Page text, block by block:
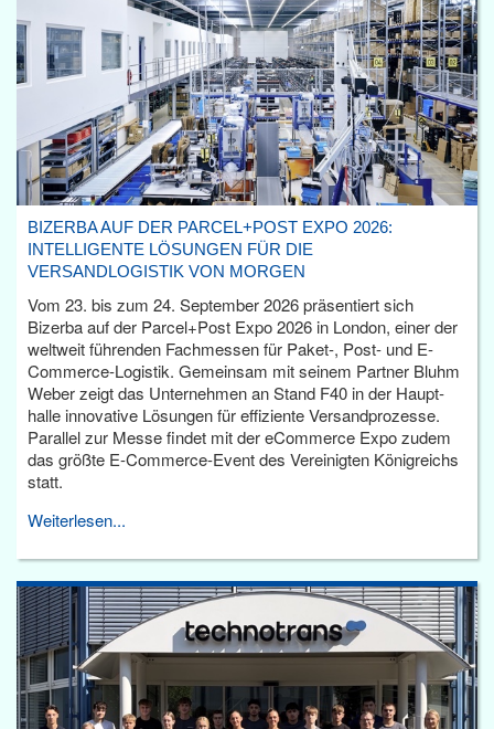
BIZERBA AUF DER PARCEL+POST EXPO 2026:
INTELLIGENTE LÖSUNGEN FÜR DIE
VERSANDLOGISTIK VON MORGEN
Vom 23. bis zum 24. September 2026 präsentiert sich
Bizerba auf der Parcel+Post Expo 2026 in London, einer der
weltweit führenden Fachmessen für Paket-, Post- und E-
Commerce-Logistik. Gemeinsam mit seinem Partner Bluhm
Weber zeigt das Unternehmen an Stand F40 in der Haupt­
halle innovative Lösungen für effiziente Versandprozesse.
Parallel zur Messe findet mit der eCommerce Expo zudem
das größte E-Commerce-Event des Vereinigten Königreichs
statt.
Weiterlesen...